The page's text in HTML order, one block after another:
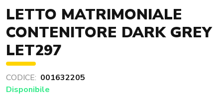
LETTO MATRIMONIALE
CONTENITORE DARK GREY
LET297
CODICE: 001632205
Disponibile